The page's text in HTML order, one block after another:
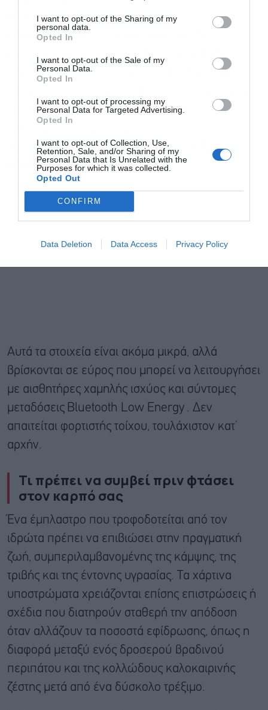
I want to opt-out of the Sharing of my
personal data.
Opted In
I want to opt-out of the Sale of my
Personal Data.
Opted In
I want to opt-out of processing my
Personal Data for Targeted Advertising.
Opted In
I want to opt-out of Collection, Use,
Retention, Sale, and/or Sharing of my
Personal Data that Is Unrelated with the
Purposes for which it was collected.
Opted Out
CONFIRM
Data Deletion Data Access Privacy Policy
άσκησης, περίπου 1 έως 25
χιλιοστογραμμομόρια ανά λίτρο, και έδειξε
εκτύπωση από ρολό σε ρολό σε απόσταση
περίπου 400 μέτρων, περίπου 1.300 πόδια, με
έμπλαστρο ή περίπου 0,06 δολάρια
χρησιμοποιώντας τις πρόσφατες
συναλλαγματικές ισοτιμίες κοντά στα 159 γιεν
ανά δολάριο.
Αυτά τα στοιχεία είναι ακόμα μικρά, αλλά
βρίσκονται σε εύρος που μπορεί να λειτουργήσει
με αισθητήρες χαμηλής ισχύος και σύντομες
μεταδόσεις Bluetooth Low Energy . Δεν
απαιτείται φορτιστής τοίχου, τουλάχιστον κατ’
αρχήν.
Τι πρέπει να συμβεί πριν φτάσει
στον καρπό σας
Ένα έμπλαστρο που τροφοδοτείται από τον
ιδρώτα πρέπει να επιβιώσει στην πραγματική
ζωή, συμπεριλαμβανομένης της κάμψης, της
τριβής και της έντονης υγρασίας. Τα χάρτινα
υποστρώματα χρειάζονται επίσης επιστρώσεις ή
σχέδια που διατηρούν σταθερή την απόδοση
όταν αλλάζουν τα ποσοστά εφίδρωσης, όπως η
διαφορά μεταξύ ενός δροσερού βραδινού
περιπάτου και της κολλώδους καλοκαιρινής
ζέστης μετά από ένα δύσκολο τρέξιμο.